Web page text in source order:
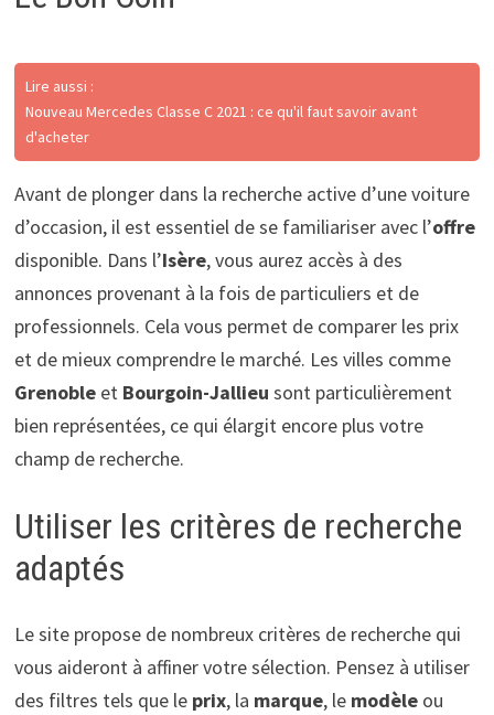
Lire aussi :
Nouveau Mercedes Classe C 2021 : ce qu'il faut savoir avant
d'acheter
Avant de plonger dans la recherche active d’une voiture
d’occasion, il est essentiel de se familiariser avec l’offre
disponible. Dans l’Isère, vous aurez accès à des
annonces provenant à la fois de particuliers et de
professionnels. Cela vous permet de comparer les prix
et de mieux comprendre le marché. Les villes comme
Grenobleet Bourgoin-Jallieu sont particulièrement
bien représentées, ce qui élargit encore plus votre
champ de recherche.
Utiliser les critères de recherche
adaptés
Le site propose de nombreux critères de recherche qui
vous aideront à affiner votre sélection. Pensez à utiliser
des filtres tels que le prix, la marque, le modèleou